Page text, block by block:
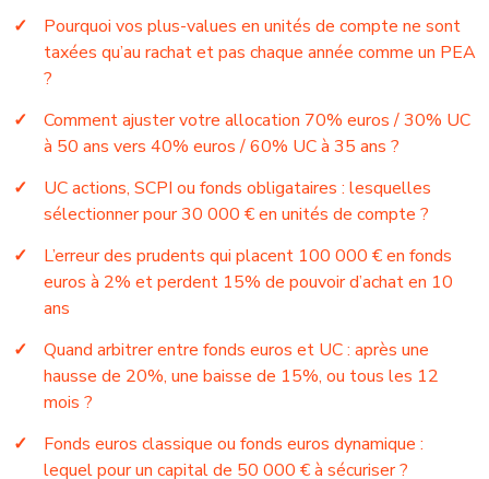
Pourquoi vos plus-values en unités de compte ne sont
taxées qu’au rachat et pas chaque année comme un PEA
?
Comment ajuster votre allocation 70% euros / 30% UC
à 50 ans vers 40% euros / 60% UC à 35 ans ?
UC actions, SCPI ou fonds obligataires : lesquelles
sélectionner pour 30 000 € en unités de compte ?
L’erreur des prudents qui placent 100 000 € en fonds
euros à 2% et perdent 15% de pouvoir d’achat en 10
ans
Quand arbitrer entre fonds euros et UC : après une
hausse de 20%, une baisse de 15%, ou tous les 12
mois ?
Fonds euros classique ou fonds euros dynamique :
lequel pour un capital de 50 000 € à sécuriser ?